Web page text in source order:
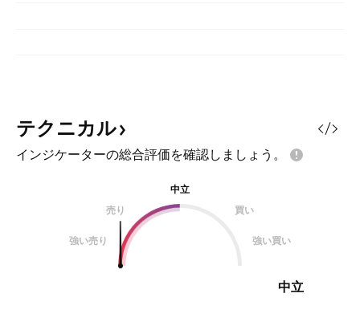
テクニカル
インジケーターの総合評価を確認しましょう。
中立
売り
買い
強い売り 強い買い
中立